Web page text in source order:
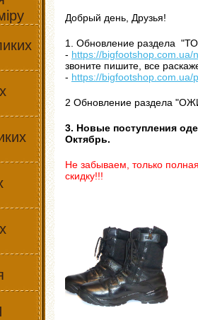
Добрый день, Друзья!
1. Обновление раздела
- https://bigfootshop.com.ua/
звоните пишите, все
- https://bigfootshop.com.ua/
2 Обновление раздела
3. Новые поступления
Октябрь.
Не забываем, только
скидку!!!